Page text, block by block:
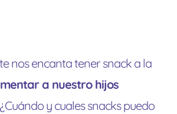
nos encanta tener snack a la
a nuestro hijos
y cuales snacks puedo